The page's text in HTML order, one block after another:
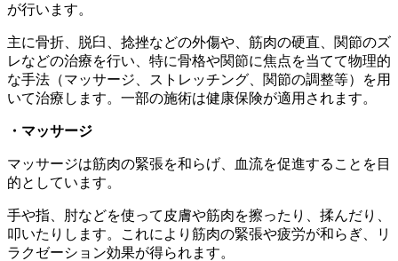
が行います。
主に骨折、脱臼、捻挫などの外傷や、筋肉の硬直、関節のズ
レなどの治療を行い、特に骨格や関節に焦点を当てて物理的
な手法（マッサージ、ストレッチング、関節の調整等）を用
いて治療します。一部の施術は健康保険が適用されます。
・マッサージ
マッサージは筋肉の緊張を和らげ、血流を促進することを目
的としています。
手や指、肘などを使って皮膚や筋肉を擦ったり、揉んだり、
叩いたりします。これにより筋肉の緊張や疲労が和らぎ、リ
ラクゼーション効果が得られます。